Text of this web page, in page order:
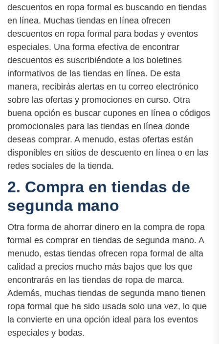
descuentos en ropa formal es buscando en tiendas
en línea. Muchas tiendas en línea ofrecen
descuentos en ropa formal para bodas y eventos
especiales. Una forma efectiva de encontrar
descuentos es suscribiéndote a los boletines
informativos de las tiendas en línea. De esta
manera, recibirás alertas en tu correo electrónico
sobre las ofertas y promociones en curso. Otra
buena opción es buscar cupones en línea o códigos
promocionales para las tiendas en línea donde
deseas comprar. A menudo, estas ofertas están
disponibles en sitios de descuento en línea o en las
redes sociales de la tienda.
2. Compra en tiendas de
segunda mano
Otra forma de ahorrar dinero en la compra de ropa
formal es comprar en tiendas de segunda mano. A
menudo, estas tiendas ofrecen ropa formal de alta
calidad a precios mucho más bajos que los que
encontrarás en las tiendas de ropa de marca.
Además, muchas tiendas de segunda mano tienen
ropa formal que ha sido usada solo una vez, lo que
la convierte en una opción ideal para los eventos
especiales y bodas.